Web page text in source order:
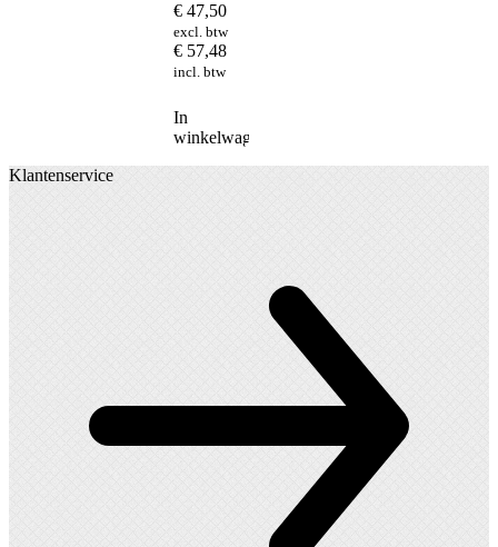
€ 47,50
excl. btw
€ 57,48
incl. btw
In
winkelwagen
Klantenservice